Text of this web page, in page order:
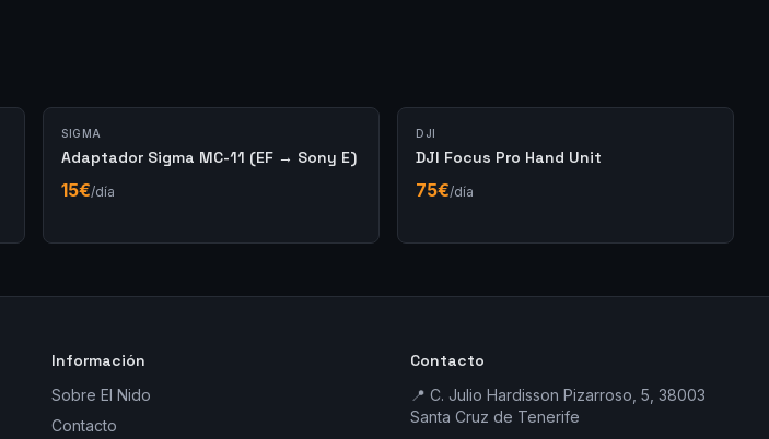
SIGMA
Adaptador Sigma MC-11 (EF → Sony E)
15€/día
DJI
DJI Focus Pro Hand Unit
75€/día
Información
Sobre El Nido
Contacto
Contacto
📍 C. Julio Hardisson Pizarroso, 5, 38003
Santa Cruz de Tenerife